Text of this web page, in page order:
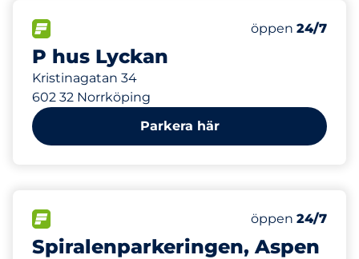
P hus Lyckan
Kristinagatan 34
602 32 Norrköping
Antal
Totalt antal
Torsdag&nbsp
öppen 24/7
Parkera här
Spiralenparkeringen, Aspen
Antal
Totalt antal
Torsdag&nbsp
öppen 24/7